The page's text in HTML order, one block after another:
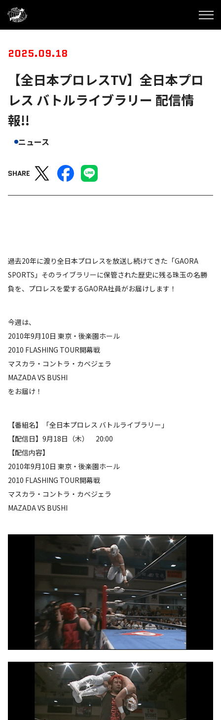
2025.09.18
【全日本プロレスTV】全日本プロ
レス バトルライブラリー 配信情
報!!
ニュース
SHARE
過去20年に渡り全日本プロレスを放送し続けてきた「GAORA
SPORTS」そのライブラリーに保管された歴史に残る珠玉の名勝
負を、プロレスを愛するGAORA社員がお届けします！
今週は、
2010年9月10日 東京・後楽園ホール
2010 FLASHING TOUR開幕戦
マスカラ・コントラ・カベジェラ
MAZADA VS BUSHI
をお届け！
【番組名】「全日本プロレス バトルライブラリー」
【配信日】9月18日（木） 20:00
【配信内容】
2010年9月10日 東京・後楽園ホール
2010 FLASHING TOUR開幕戦
マスカラ・コントラ・カベジェラ
MAZADA VS BUSHI